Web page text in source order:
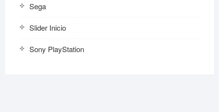
Sega
Slider Inicio
Sony PlayStation